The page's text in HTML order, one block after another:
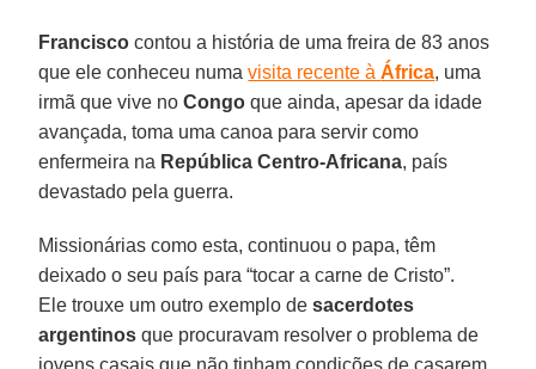
Francisco contou a história de uma freira de 83 anos
que ele conheceu numavisita recente àÁfrica, uma
irmã que vive noCongo que ainda, apesar da idade
avançada, toma uma canoa para servir como
enfermeira na República Centro-Africana, país
devastado pela guerra.
Missionárias como esta, continuou o papa, têm
deixado o seu país para “tocar a carne de Cristo”.
Ele trouxe um outro exemplo desacerdotes
argentinos que procuravam resolver o problema de
jovens casais que não tinham condições de casarem